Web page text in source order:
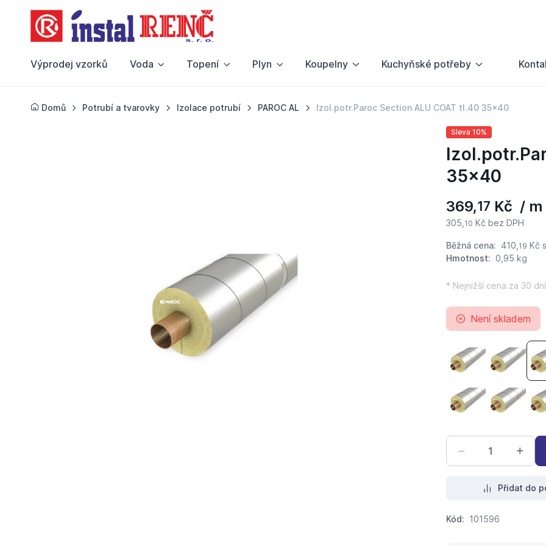
Výprodej vzorků Voda Topení Plyn Koupelny Kuchyňské potřeby
Domů Potrubí a tvarovky Izolace potrubí PAROC AL Izol.potr.Paroc Section ALU COAT tl.40 35x40
Sleva 10%
35x40
369,17 Kč / m
305, 10 Kč bez DPH
Běžná cena: 410, 19 Kč
Hmotnost: 0,95 kg
* Nejnižší cena za 30 dní
Není skladem
Izol.potr.Paroc
Izol.potr.Paroc
Přidat do
Kód: 101596